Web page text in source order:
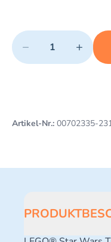
Quantity
− +
Minimum quantity: 1
Add 1 item to cart
Artikel-Nr.: 00702335-